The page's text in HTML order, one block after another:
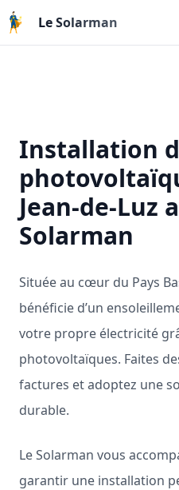
Aller au contenu principal
Le Solarman
Installation
Jean-de-Luz
Solarman
Située au cœur du Pays
bénéficie d’un
votre propre électricité
photovoltaïques. Faites
factures et adoptez une
durable.
Le Solarman vous
garantir une installation